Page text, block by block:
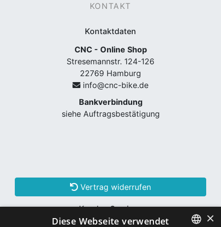
KONTAKT
Kontaktdaten
CNC - Online Shop
Stresemannstr. 124-126
22769 Hamburg
info@cnc-bike.de
Bankverbindung
siehe Auftragsbestätigung
Vertrag widerrufen
Kunden Services
×
Diese Webseite verwendet